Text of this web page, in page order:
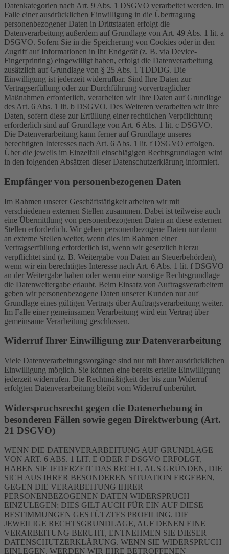
Datenkategorien nach Art. 9 Abs. 1 DSGVO verarbeitet werden. Im
Falle einer ausdrücklichen Einwilligung in die Übertragung
personenbezogener Daten in Drittstaaten erfolgt die
Datenverarbeitung außerdem auf Grundlage von Art. 49 Abs. 1 lit. a
DSGVO. Sofern Sie in die Speicherung von Cookies oder in den
Zugriff auf Informationen in Ihr Endgerät (z. B. via Device-
Fingerprinting) eingewilligt haben, erfolgt die Datenverarbeitung
zusätzlich auf Grundlage von § 25 Abs. 1 TDDDG. Die
Einwilligung ist jederzeit widerrufbar. Sind Ihre Daten zur
Vertragserfüllung oder zur Durchführung vorvertraglicher
Maßnahmen erforderlich, verarbeiten wir Ihre Daten auf Grundlage
des Art. 6 Abs. 1 lit. b DSGVO. Des Weiteren verarbeiten wir Ihre
Daten, sofern diese zur Erfüllung einer rechtlichen Verpflichtung
erforderlich sind auf Grundlage von Art. 6 Abs. 1 lit. c DSGVO.
Die Datenverarbeitung kann ferner auf Grundlage unseres
berechtigten Interesses nach Art. 6 Abs. 1 lit. f DSGVO erfolgen.
Über die jeweils im Einzelfall einschlägigen Rechtsgrundlagen wird
in den folgenden Absätzen dieser Datenschutzerklärung informiert.
Empfänger von personenbezogenen Daten
Im Rahmen unserer Geschäftstätigkeit arbeiten wir mit
verschiedenen externen Stellen zusammen. Dabei ist teilweise auch
eine Übermittlung von personenbezogenen Daten an diese externen
Stellen erforderlich. Wir geben personenbezogene Daten nur dann
an externe Stellen weiter, wenn dies im Rahmen einer
Vertragserfüllung erforderlich ist, wenn wir gesetzlich hierzu
verpflichtet sind (z. B. Weitergabe von Daten an Steuerbehörden),
wenn wir ein berechtigtes Interesse nach Art. 6 Abs. 1 lit. f DSGVO
an der Weitergabe haben oder wenn eine sonstige Rechtsgrundlage
die Datenweitergabe erlaubt. Beim Einsatz von Auftragsverarbeitern
geben wir personenbezogene Daten unserer Kunden nur auf
Grundlage eines gültigen Vertrags über Auftragsverarbeitung weiter.
Im Falle einer gemeinsamen Verarbeitung wird ein Vertrag über
gemeinsame Verarbeitung geschlossen.
Widerruf Ihrer Einwilligung zur Datenverarbeitung
Viele Datenverarbeitungsvorgänge sind nur mit Ihrer ausdrücklichen
Einwilligung möglich. Sie können eine bereits erteilte Einwilligung
jederzeit widerrufen. Die Rechtmäßigkeit der bis zum Widerruf
erfolgten Datenverarbeitung bleibt vom Widerruf unberührt.
Widerspruchsrecht gegen die Datenerhebung in
besonderen Fällen sowie gegen Direktwerbung (Art.
21 DSGVO)
WENN DIE DATENVERARBEITUNG AUF GRUNDLAGE
VON ART. 6 ABS. 1 LIT. E ODER F DSGVO ERFOLGT,
HABEN SIE JEDERZEIT DAS RECHT, AUS GRÜNDEN, DIE
SICH AUS IHRER BESONDEREN SITUATION ERGEBEN,
GEGEN DIE VERARBEITUNG IHRER
PERSONENBEZOGENEN DATEN WIDERSPRUCH
EINZULEGEN; DIES GILT AUCH FÜR EIN AUF DIESE
BESTIMMUNGEN GESTÜTZTES PROFILING. DIE
JEWEILIGE RECHTSGRUNDLAGE, AUF DENEN EINE
VERARBEITUNG BERUHT, ENTNEHMEN SIE DIESER
DATENSCHUTZERKLÄRUNG. WENN SIE WIDERSPRUCH
EINLEGEN, WERDEN WIR IHRE BETROFFENEN